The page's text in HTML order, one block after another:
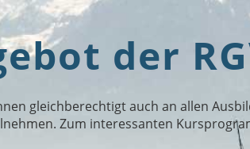
der
gleichberechtigt auch an allen
Zum interessanten